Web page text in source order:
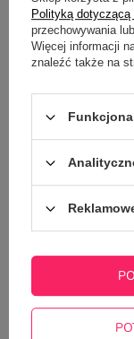
Kubek z nadrukiem -
22,50 zł / szt.
Z
Jak
Polityką dotyczącą
przechowywania
Więcej informacji
znaleźć także na